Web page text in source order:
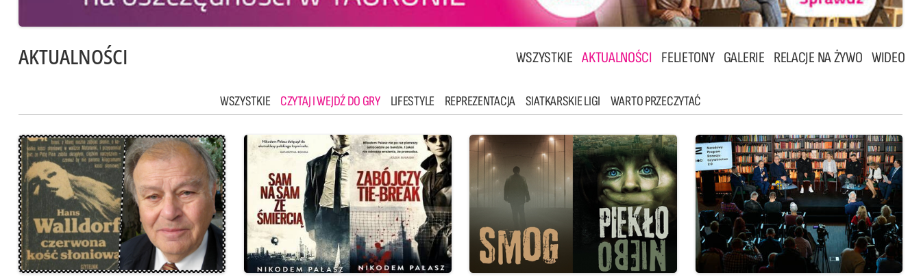
AKTUALNOŚCI WSZYSTKIE AKTUALNOŚCI FELIETONY GALERIE RELACJE NA ŻYWO WIDEO
WSZYSTKIE CZYTAJ I WEJDŹ DO GRY LIFESTYLE REPREZENTACJA SIATKARSKIE LIGI WARTO PRZECZYTAĆ